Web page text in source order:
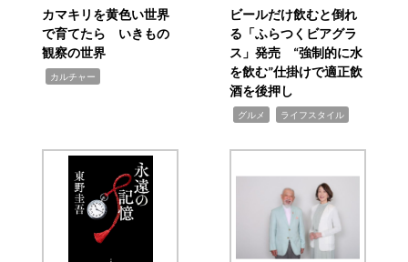
カマキリを黄色い世界
で育てたら いきもの
観察の世界
カルチャー
ビールだけ飲むと倒れ
る「ふらつくビアグラ
ス」発売 “強制的に水
を飲む”仕掛けで適正飲
酒を後押し
グルメ ライフスタイル